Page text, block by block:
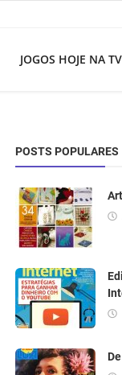
JOGOS HOJE NA TV
POSTS POPULARES